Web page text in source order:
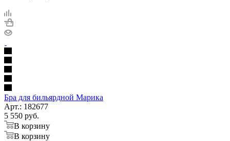
Бра для бильярдной Марика
Арт.: 182677
5 550 руб.
В корзину
В корзину